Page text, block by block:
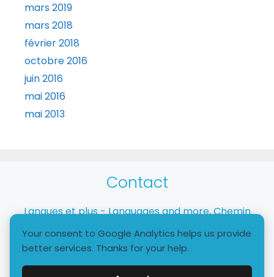
mars 2019
mars 2018
février 2018
octobre 2016
juin 2016
mai 2016
mai 2013
Contact
Langues et plus - Languages and more, Chemin
+41 79 772 9510 - info@languagesandmore.com
Your consent to Google Analytics helps us provide
better services. Thanks for your help.